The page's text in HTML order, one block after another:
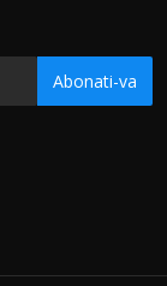
Abonati-va